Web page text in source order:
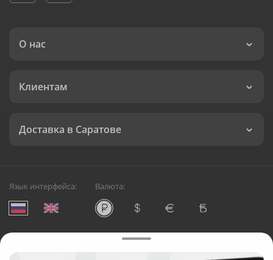
О нас
Клиентам
Доставка в Саратове
Язык интерфейса: Валюта:
Служба круглосуточной доставки цветов в Саратове
Русский Букет, 2026